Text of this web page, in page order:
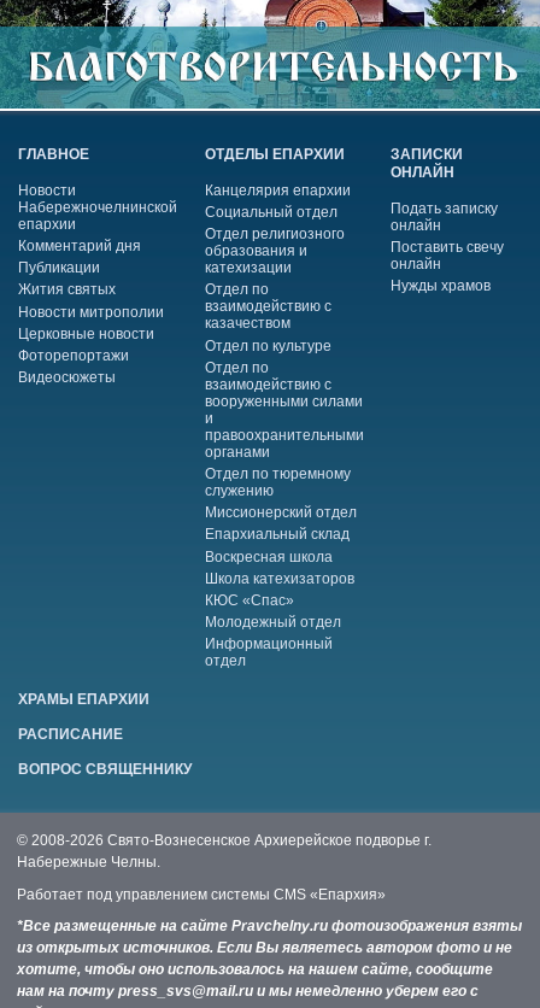
ГЛАВНОЕ
Новости
Набережночелнинской
епархии
Комментарий дня
Публикации
Жития святых
Новости митрополии
Церковные новости
Фоторепортажи
Видеосюжеты
ОТДЕЛЫ ЕПАРХИИ
Канцелярия епархии
Социальный отдел
Отдел религиозного
образования и
катехизации
Отдел по
взаимодействию с
казачеством
Отдел по культуре
Отдел по
взаимодействию с
вооруженными силами
и
правоохранительными
органами
Отдел по тюремному
служению
Миссионерский отдел
Епархиальный склад
Воскресная школа
Школа катехизаторов
КЮС «Спас»
Молодежный отдел
Информационный
отдел
ЗАПИСКИ
ОНЛАЙН
Подать записку
онлайн
Поставить свечу
онлайн
Нужды храмов
ХРАМЫ ЕПАРХИИ
РАСПИСАНИЕ
ВОПРОС СВЯЩЕННИКУ
© 2008-2026 Свято-Вознесенское Архиерейское подворье г.
Набережные Челны.
Работает под управлением системы CMS «Епархия»
*Все размещенные на сайте Pravchelny.ru фотоизображения взяты
из открытых источников. Если Вы являетесь автором фото и не
хотите, чтобы оно использовалось на нашем сайте, сообщите
нам на почту press_svs@mail.ru и мы немедленно уберем его с